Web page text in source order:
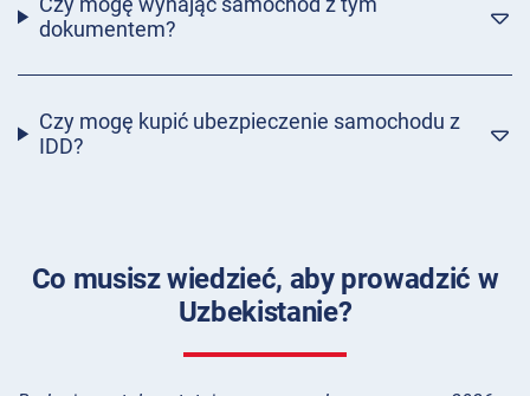
dokumentem?
Czy mogę kupić ubezpieczenie samochodu z
IDD?
Co musisz wiedzieć, aby prowadzić w
Uzbekistanie?